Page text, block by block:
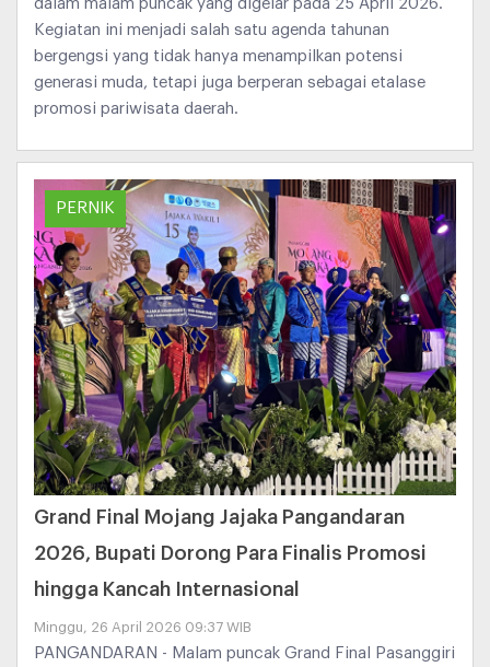
dalam malam puncak yang digelar pada 25 April 2026.
Kegiatan ini menjadi salah satu agenda tahunan
bergengsi yang tidak hanya menampilkan potensi
generasi muda, tetapi juga berperan sebagai etalase
promosi pariwisata daerah.
PERNIK
Grand Final Mojang Jajaka Pangandaran
2026, Bupati Dorong Para Finalis Promosi
hingga Kancah Internasional
Minggu, 26 April 2026 09:37 WIB
PANGANDARAN - Malam puncak Grand Final Pasanggiri